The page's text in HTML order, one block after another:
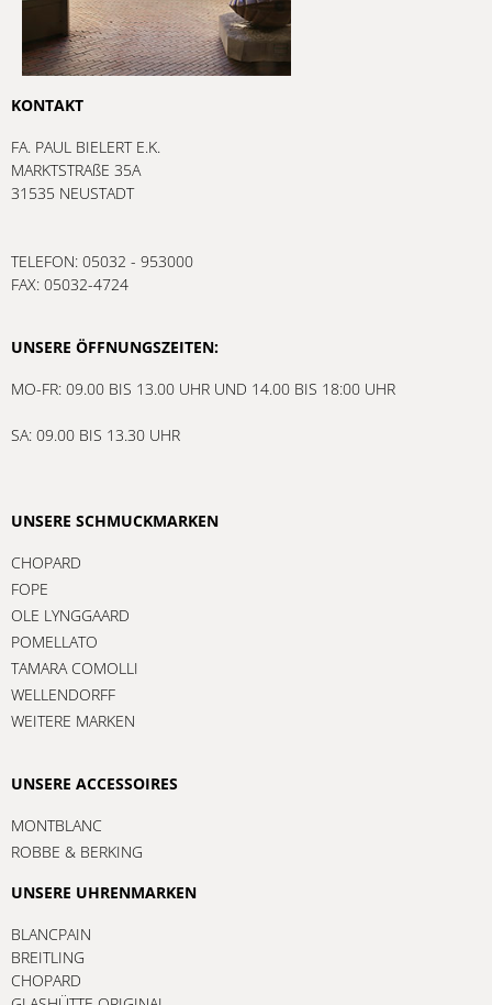
KONTAKT
FA. PAUL BIELERT E.K.
MARKTSTRAßE 35A
31535 NEUSTADT
TELEFON: 05032 - 953000
FAX: 05032-4724
UNSERE ÖFFNUNGSZEITEN:
MO-FR: 09.00 BIS 13.00 UHR UND 14.00 BIS 18:00 UHR
SA: 09.00 BIS 13.30 UHR
UNSERE SCHMUCKMARKEN
CHOPARD
FOPE
OLE LYNGGAARD
POMELLATO
TAMARA COMOLLI
WELLENDORFF
WEITERE MARKEN
UNSERE ACCESSOIRES
MONTBLANC
ROBBE & BERKING
UNSERE UHRENMARKEN
BLANCPAIN
BREITLING
CHOPARD